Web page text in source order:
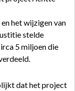
het wijzigen van
stelde
5 miljoen die
dat het project